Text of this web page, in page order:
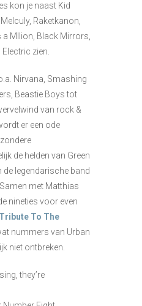
kon je naast Kid
Raketkanon,
a Mllion, Black Mirrors,
Electric zien.
Nirvana, Smashing
Beastie Boys tot
van rock &
er een ode
de helden van Green
de legendarische band
met Matthias
nineties voor even
Tribute To The
nummers van Urban
niet ontbreken.
they’re